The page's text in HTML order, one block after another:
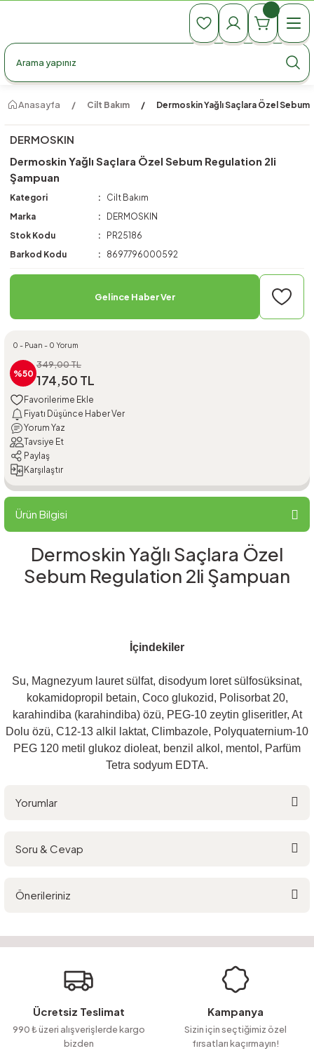
990 TL Üzeri Ücretsiz Kargo
990 TL Üzeri Ücretsiz Kargo
Anasayfa Cilt Bakım Dermoskin Yağlı Saçlara Özel
DERMOSKIN
Dermoskin Yağlı Saçlara Özel Sebum Regulation 2li
Şampuan
Kategori
Cilt Bakım
Marka
DERMOSKIN
Stok Kodu
PR25186
Barkod Kodu
8697796000592
Gelince Haber Ver
0 - Puan - 0 Yorum
%50
349,00 TL
174,50 TL
Fiyatı Düşünce Haber Ver
Yorum Yaz
Tavsiye Et
Paylaş
Karşılaştır
Ürün Bilgisi
Dermoskin Yağlı Saçlara Özel
Sebum Regulation 2li Şampuan
İçindekiler
Su, Magnezyum lauret sülfat, disodyum loret sülfosüksinat,
kokamidopropil betain, Coco glukozid, Polisorbat 20,
karahindiba (karahindiba) özü, PEG-10 zeytin gliseritler, At
Dolu özü, C12-13 alkil laktat, Climbazole, Polyquaternium-10
PEG 120 metil glukoz dioleat, benzil alkol, mentol, Parfüm
Tetra sodyum EDTA.
Yorumlar
Soru & Cevap
Soru Sor
Önerileriniz
Görüş ve önerileriniz için teşekkür ederiz.
Ürün resmi kalitesiz, bozuk veya görüntülenemiyor.
Ürün açıklamasında eksik bilgiler bulunuyor.
Ürün bilgilerinde hatalar bulunuyor.
Ücretsiz Teslimat
990 ₺ üzeri alışverişlerde kargo
bizden
Kampanya
Sizin için seçtiğimiz özel
fırsatları kaçırmayın!